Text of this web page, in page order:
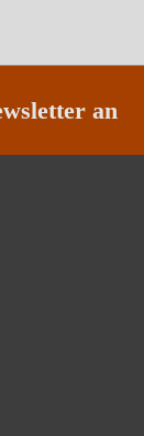
an